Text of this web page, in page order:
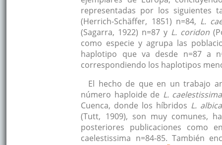
representadas por los siguientes
(Herrich-Schäffer, 1851) n=84, L.
(Sagarra, 1922) n=87 y L. coridon
como especie y agrupa las
haplotipo que va desde n=87 a
correspondiendo los haplotipos
El hecho de que en un trabajo
número haploide de L. caelestissima
Cuenca, donde los híbridos L.
(Tutt, 1909), son muy comunes,
posteriores publicaciones como
caelestissima n=84-85. También